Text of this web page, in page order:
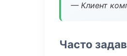
— Клиент
Часто